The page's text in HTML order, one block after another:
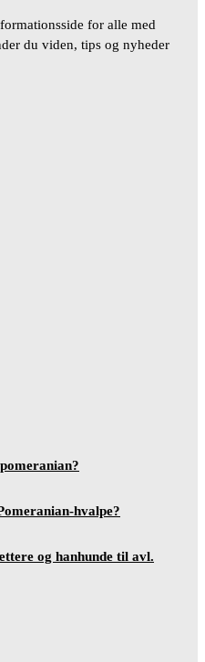
for alle med
du viden, tips og nyheder
hvalpe?
og hanhunde til avl.